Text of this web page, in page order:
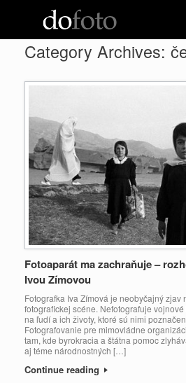
Category Archives:
Fotoaparát ma zachraňuje –
Ivou Zímovou
Fotografka Iva Zímová je neobyčajný zjav
fotografickej scéne. Nefotografuje
na ľudí a ich životy, ktoré sú nimi
Fotografovanie pre mimovládne
tam, kde byrokracia a štátna pomoc
aj téme národnostných […]
Continue reading